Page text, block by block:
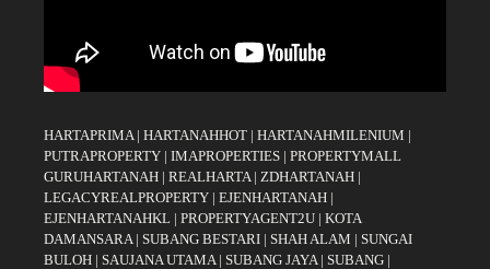
HARTAPRIMA| HARTANAHHOT | HARTANAHMILENIUM |
PUTRAPROPERTY | IMAPROPERTIES | PROPERTYMALL
GURUHARTANAH | REALHARTA| ZDHARTANAH |
LEGACYREALPROPERTY | EJENHARTANAH |
EJENHARTANAHKL | PROPERTYAGENT2U | KOTA
DAMANSARA| SUBANG BESTARI | SHAH ALAM | SUNGAI
BULOH | SAUJANA UTAMA| SUBANG JAYA | SUBANG |